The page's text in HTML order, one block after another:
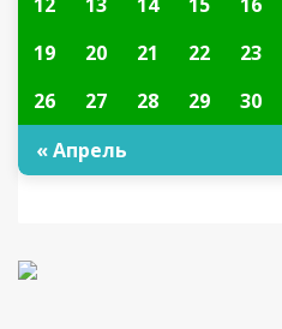
19
20 21 22 23
26
27 28 29 30
« Апрель